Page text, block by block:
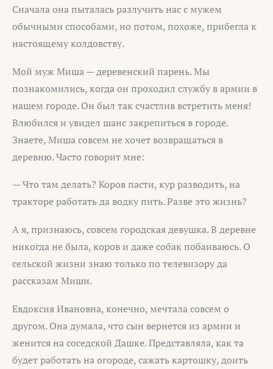
Сначала она пыталась разлучить нас с мужем
обычными способами, но потом, похоже, прибегла к
настоящему колдовству.
Мой муж Миша — деревенский парень. Мы
познакомились, когда он проходил службу в армии в
нашем городе. Он был так счастлив встретить меня!
Влюбился и увидел шанс закрепиться в городе.
Знаете, Миша совсем не хочет возвращаться в
деревню. Часто говорит мне:
— Что там делать? Коров пасти, кур разводить, на
тракторе работать да водку пить. Разве это жизнь?
А я, признаюсь, совсем городская девушка. В деревне
никогда не была, коров и даже собак побаиваюсь. О
сельской жизни знаю только по телевизору да
рассказам Миши.
Евдоксия Ивановна, конечно, мечтала совсем о
другом. Она думала, что сын вернется из армии и
женится на соседской Дашке. Представляла, как та
будет работать на огороде, сажать картошку, доить